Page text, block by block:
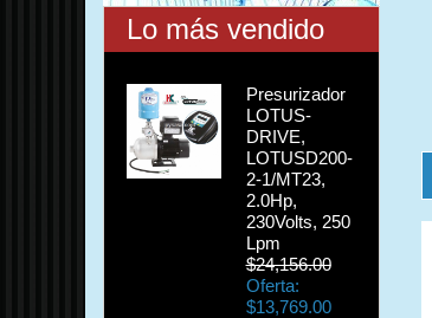
Lo más vendido
Presurizador
LOTUS-
DRIVE,
LOTUSD200-
2-1/MT23,
2.0Hp,
230Volts, 250
Lpm
$24,156.00
Oferta:
$13,769.00